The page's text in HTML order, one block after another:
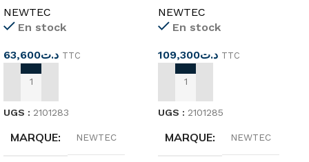
NEWTEC
En stock
د.ت63,600 TTC
AJOUTER AU PANIER
UGS : 2101283
MARQUE NEWTEC
NEWTEC
En stock
د.ت109,300 TTC
AJOUTER AU PANIER
UGS : 2101285
MARQUE NEWTEC